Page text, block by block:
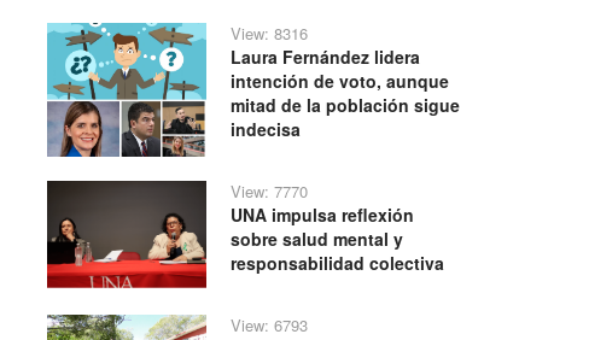
View: 8316
Laura Fernández lidera
intención de voto, aunque
mitad de la población sigue
indecisa
View: 7770
UNA impulsa reflexión
sobre salud mental y
responsabilidad colectiva
View: 6793